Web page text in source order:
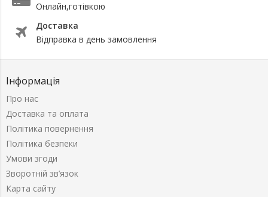
Онлайн,готівкою
Доставка
Відправка в день замовлення
Інформація
Про нас
Доставка та оплата
Політика повернення
Політика безпеки
Умови згоди
Зворотній зв’язок
Карта сайту